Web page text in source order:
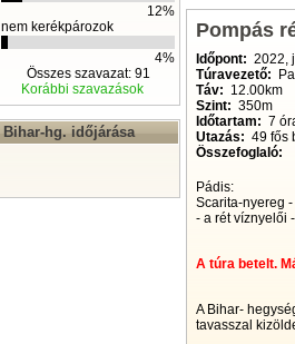
12%
nem kerékpározok
4%
Összes szavazat: 91
Korábbi szavazások
Bihar-hg. időjárása
Pompás
Időpont: 2022,
Túravezető:
Táv: 12.00km
Szint: 350m
Időtartam: 7
Utazás: 49 fős
Összefoglaló:
Pádis:
Scarita-nyereg
- a rét víznyelői
A túra betelt.
A Bihar-
tavasszal